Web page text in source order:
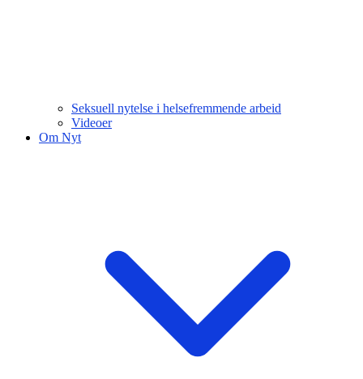
Seksuell nytelse i helsefremmende arbeid
Videoer
Om Nyt